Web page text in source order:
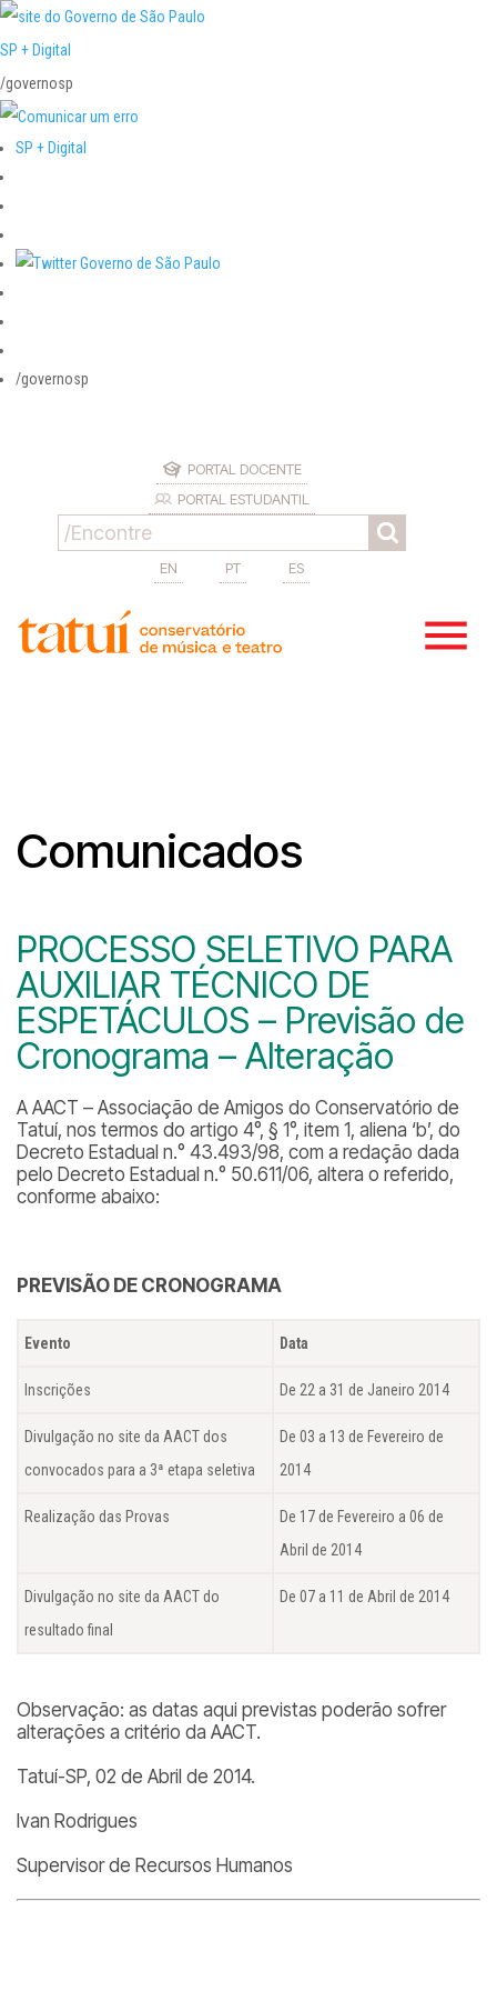
SP + Digital
/governosp
SP + Digital
/governosp
PORTAL DOCENTE
PORTAL ESTUDANTIL
EN PT ES
Comunicados
PROCESSO SELETIVO PARA
AUXILIAR TÉCNICO DE
ESPETÁCULOS – Previsão de
Cronograma – Alteração
A AACT – Associação de Amigos do Conservatório de
Tatuí, nos termos do artigo 4°, § 1°, item 1, aliena ‘b’, do
Decreto Estadual n.° 43.493/98, com a redação dada
pelo Decreto Estadual n.° 50.611/06, altera o referido,
conforme abaixo:
PREVISÃO DE CRONOGRAMA
Evento Data
Inscrições De 22 a 31 de Janeiro 2014
Divulgação no site da AACT dos
convocados para a 3ª etapa seletiva
De 03 a 13 de Fevereiro de
2014
Realização das Provas
De 17 de Fevereiro a 06 de
Abril de 2014
Divulgação no site da AACT do
resultado final
De 07 a 11 de Abril de 2014
Observação: as datas aqui previstas poderão sofrer
alterações a critério da AACT.
Tatuí-SP, 02 de Abril de 2014.
Ivan Rodrigues
Supervisor de Recursos Humanos